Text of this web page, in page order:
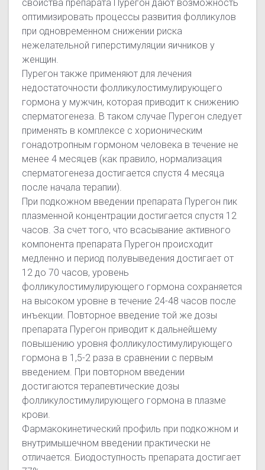
свойства препарата Пурегон дают возможность
оптимизировать процессы развития фолликулов
при одновременном снижении риска
нежелательной гиперстимуляции яичников у
женщин.
Пурегон также применяют для лечения
недостаточности фолликулостимулирующего
гормона у мужчин, которая приводит к снижению
сперматогенеза. В таком случае Пурегон следует
применять в комплексе с хорионическим
гонадотропным гормоном человека в течение не
менее 4 месяцев (как правило, нормализация
сперматогенеза достигается спустя 4 месяца
после начала терапии).
При подкожном введении препарата Пурегон пик
плазменной концентрации достигается спустя 12
часов. За счет того, что всасывание активного
компонента препарата Пурегон происходит
медленно и период полувыведения достигает от
12 до 70 часов, уровень
фолликулостимулирующего гормона сохраняется
на высоком уровне в течение 24-48 часов после
инъекции. Повторное введение той же дозы
препарата Пурегон приводит к дальнейшему
повышению уровня фолликулостимулирующего
гормона в 1,5-2 раза в сравнении с первым
введением. При повторном введении
достигаются терапевтические дозы
фолликулостимулирующего гормона в плазме
крови.
Фармакокинетический профиль при подкожном и
внутримышечном введении практически не
отличается. Биодоступность препарата достигает